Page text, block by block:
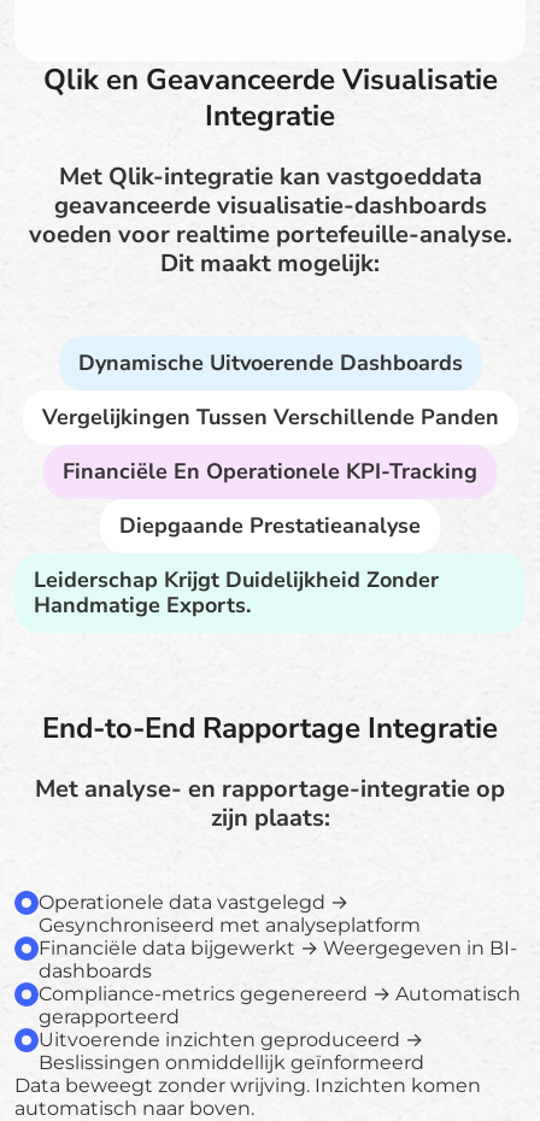
Qlik en Geavanceerde Visualisatie
Integratie
Met Qlik-integratie kan vastgoeddata
geavanceerde visualisatie-dashboards
voeden voor realtime portefeuille-analyse.
Dit maakt mogelijk:
Dynamische Uitvoerende Dashboards
Vergelijkingen Tussen Verschillende Panden
Financiële En Operationele KPI-Tracking
Diepgaande Prestatieanalyse
Leiderschap Krijgt Duidelijkheid Zonder
Handmatige Exports.
End-to-End Rapportage Integratie
Met analyse- en rapportage-integratie op
zijn plaats:
Operationele data vastgelegd →
Gesynchroniseerd met analyseplatform
Financiële data bijgewerkt → Weergegeven in BI-
dashboards
Compliance-metrics gegenereerd → Automatisch
gerapporteerd
Uitvoerende inzichten geproduceerd →
Beslissingen onmiddellijk geïnformeerd
Data beweegt zonder wrijving. Inzichten komen
automatisch naar boven.